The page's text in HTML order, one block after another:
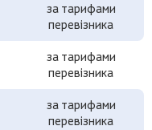
за тарифами
перевізника
за тарифами
перевізника
за тарифами
перевізника